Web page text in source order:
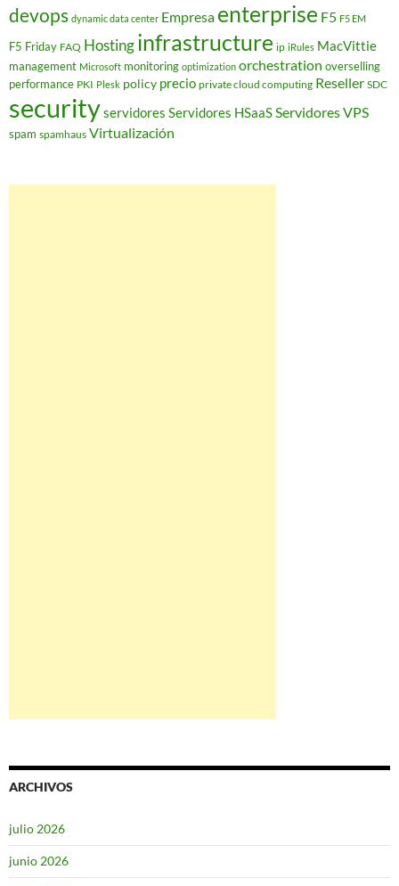
devops dynamic data center Empresa enterprise F5 F5 EM
F5 Friday FAQ Hostinginfrastructure ip iRules MacVittie
management Microsoft monitoring optimization orchestration overselling
performance PKI Plesk policy precio private cloud computing Reseller SDC
securityservidores Servidores HSaaSServidores VPS
spam spamhaus Virtualización
ARCHIVOS
julio 2026
junio 2026